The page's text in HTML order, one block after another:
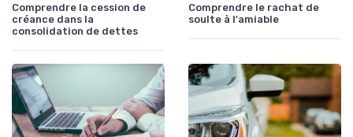
Comprendre la cession de
créance dans la
consolidation de dettes
Comprendre le rachat de
soulte à l'amiable